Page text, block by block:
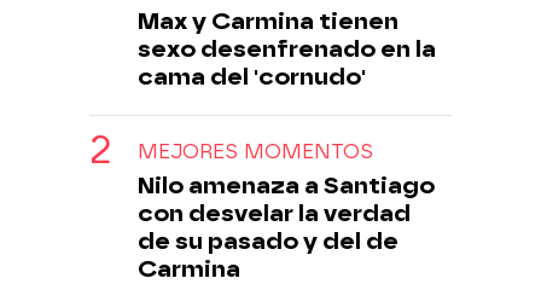
Max y Carmina tienen
sexo desenfrenado en la
cama del 'cornudo'
MEJORES MOMENTOS
Nilo amenaza a Santiago
con desvelar la verdad
de su pasado y del de
Carmina